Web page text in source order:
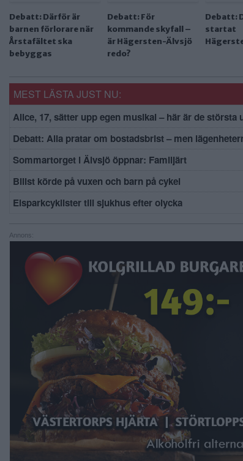
Debatt: Därför är
barnen förlorare när
Årstafältet ska
bebyggas
Debatt: För
kommande skyfall –
är Hägersten-Älvsjö
redo?
Debatt:
startat
MEST LÄSTA JUST NU:
Alice, 17, sätter upp egen musikal – här är de största
Debatt: Alla pratar om bostadsbrist – men
Sommartorget i Älvsjö öppnar: Familjärt
Bilist körde på vuxen och barn på cykel
Elsparkcyklister till sjukhus efter olycka
Annons: